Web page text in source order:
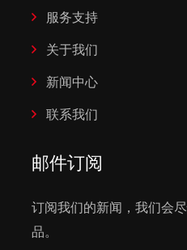
服务支持
关于我们
新闻中心
联系我们
邮件订阅
订阅我们的新闻，我们会
品。